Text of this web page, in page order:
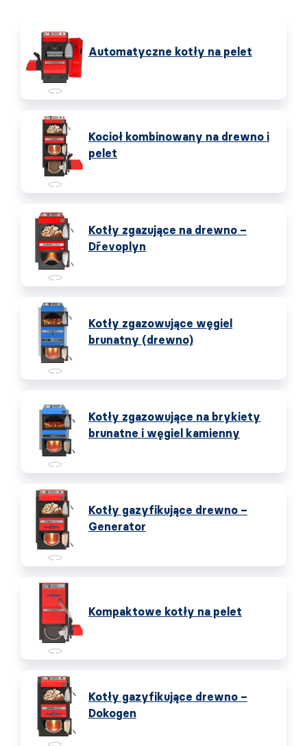
Automatyczne kotły na pelet
Kocioł kombinowany na drewno i
pelet
Kotły zgazujące na drewno –
Dřevoplyn
Kotły zgazowujące węgiel
brunatny (drewno)
Kotły zgazowujące na brykiety
brunatne i węgiel kamienny
Kotły gazyfikujące drewno –
Generator
Kompaktowe kotły na pelet
Kotły gazyfikujące drewno –
Dokogen